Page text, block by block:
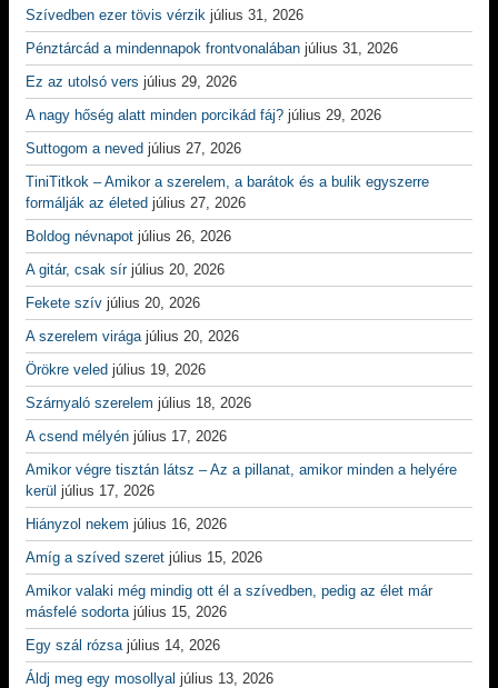
Szívedben ezer tövis vérzik július 31, 2026
Pénztárcád a mindennapok frontvonalában július 31, 2026
Ez az utolsó vers július 29, 2026
A nagy hőség alatt minden porcikád fáj? július 29, 2026
Suttogom a neved július 27, 2026
TiniTitkok – Amikor a szerelem, a barátok és a bulik egyszerre
formálják az életed július 27, 2026
Boldog névnapot július 26, 2026
A gitár, csak sír július 20, 2026
Fekete szív július 20, 2026
A szerelem virága július 20, 2026
Örökre veled július 19, 2026
Szárnyaló szerelem július 18, 2026
A csend mélyén július 17, 2026
Amikor végre tisztán látsz – Az a pillanat, amikor minden a helyére
kerül július 17, 2026
Hiányzol nekem július 16, 2026
Amíg a szíved szeret július 15, 2026
Amikor valaki még mindig ott él a szívedben, pedig az élet már
másfelé sodorta július 15, 2026
Egy szál rózsa július 14, 2026
Áldj meg egy mosollyal július 13, 2026